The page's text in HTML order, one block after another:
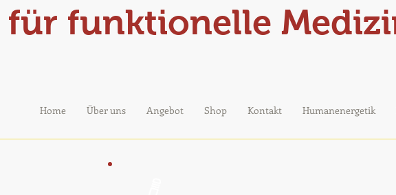
für funktionelle
Home Über uns Angebot Shop Kontakt Humanenergetik